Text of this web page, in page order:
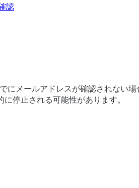
認
にメールアドレスが確認されない場
停止される可能性があります。